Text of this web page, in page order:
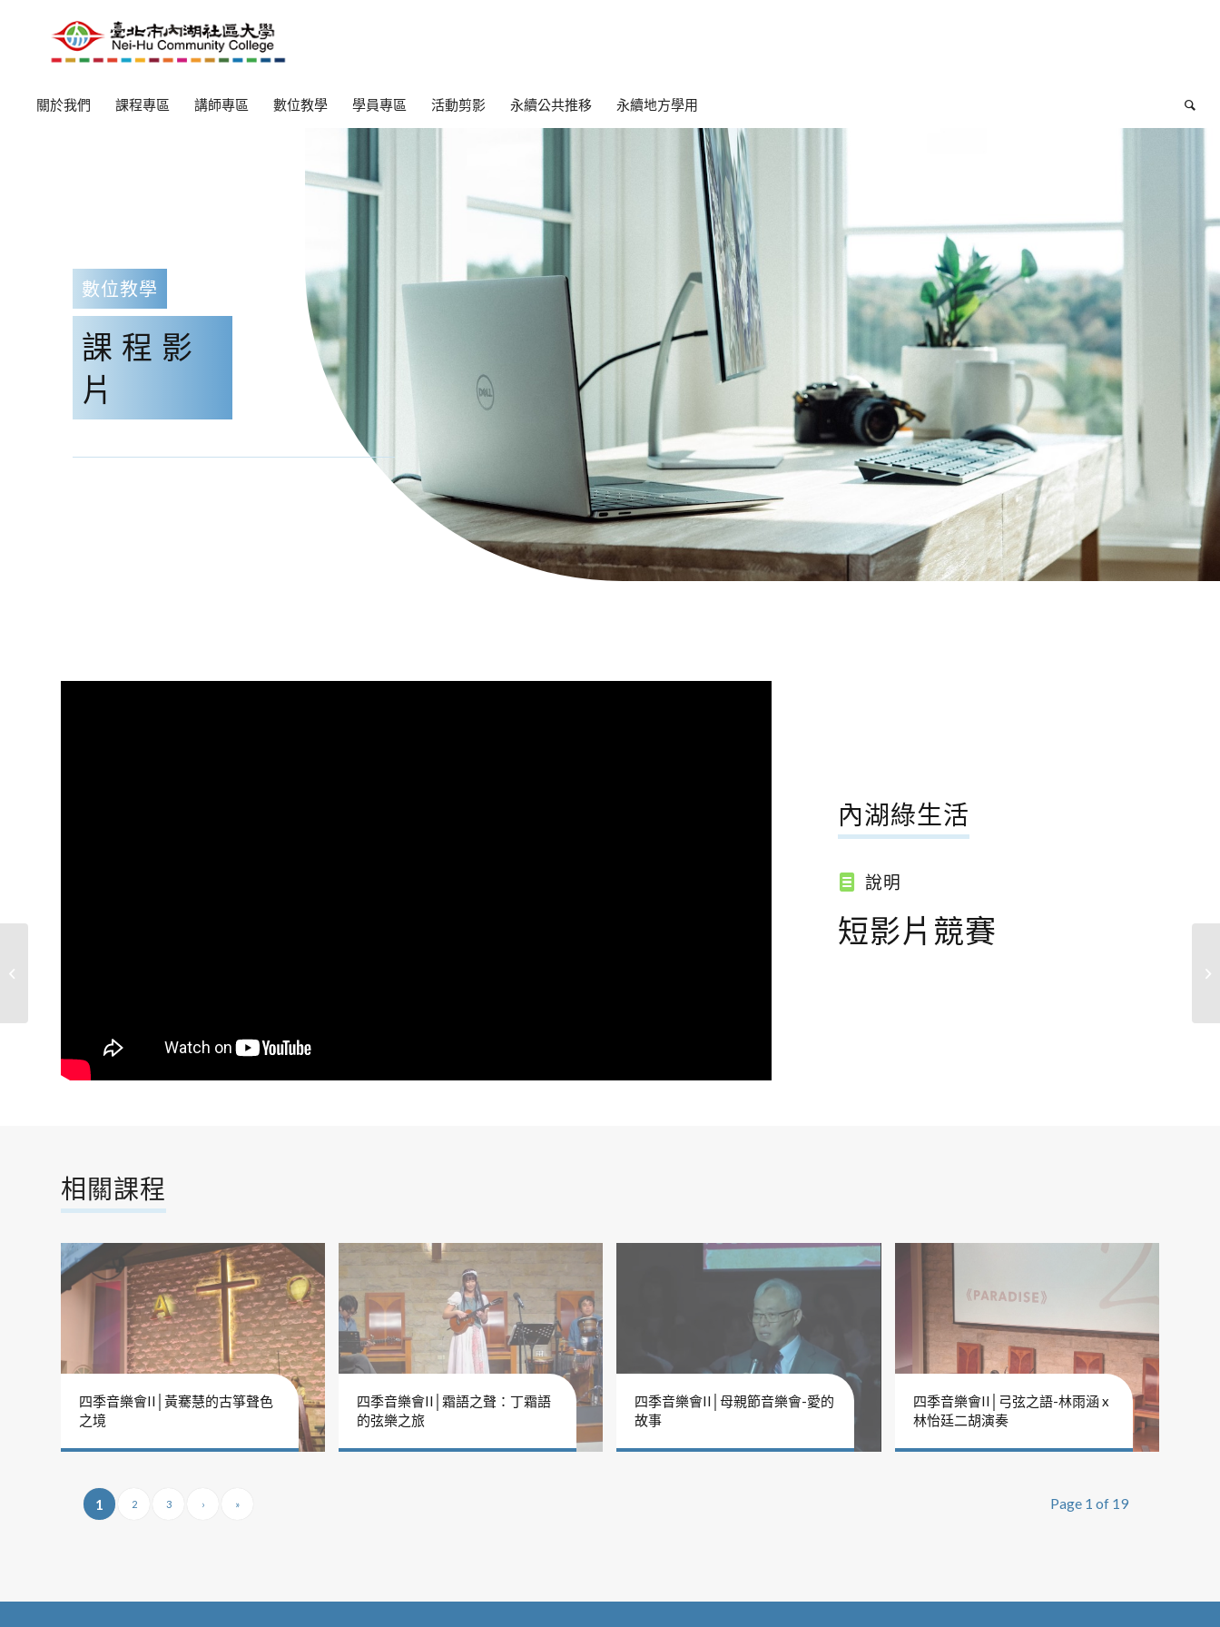
關於我們 課程專區 講師專區 數位教學 學員專區 活動剪影 永續公共推移 永續地方學用
數位教學
課程影
片
內湖綠生活
說明
短影片競賽
相關課程
四季音樂會II│黃騫慧的古箏聲色
之境
四季音樂會II│霜語之聲：丁霜語
的弦樂之旅
四季音樂會II│母親節音樂會-愛的
故事
四季音樂會II│弓弦之語-林雨涵 x
林怡廷二胡演奏
Page 1 of 19
1 2 3 › »